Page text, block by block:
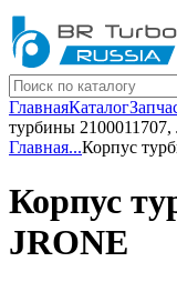
ГлавнаяКаталог
турбины 2100011707,
Главная...Корпус
Корпус
JRONE